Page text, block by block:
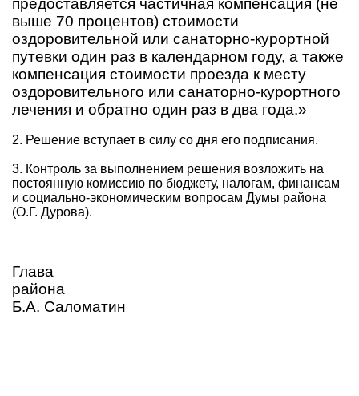
предоставляется частичная компенсация (не
выше 70 процентов) стоимости
оздоровительной или санаторно-курортной
путевки один раз в календарном году, а также
компенсация стоимости проезда к месту
оздоровительного или санаторно-курортного
лечения и обратно один раз в два года.»
2. Решение вступает в силу со дня его подписания.
3. Контроль за выполнением решения возложить на
постоянную комиссию по бюджету, налогам, финансам
и социально-экономическим вопросам Думы района
(О.Г. Дурова).
Глава
района
Б.А. Саломатин